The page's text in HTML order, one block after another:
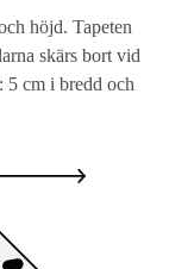
höjd. Tapeten
skärs bort vid
5 cm i bredd och